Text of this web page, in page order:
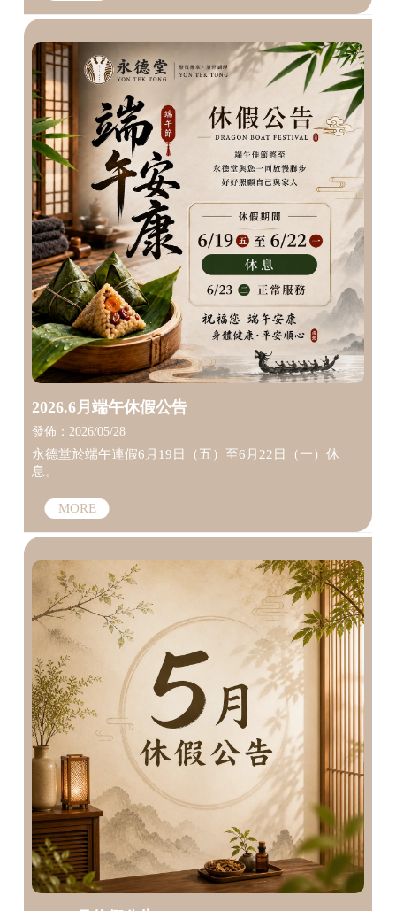
2026.6月端午休假公告
發佈：2026/05/28
永德堂於端午連假6月19日（五）至6月22日（一）休
息。